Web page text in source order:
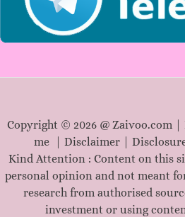
Copyright © 2026 @ Zaivoo.com |
me
Disclaimer|
Kind Attention : Content on this
personal opinion and not meant
research from authorised
investment or using